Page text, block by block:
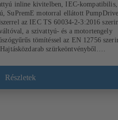
inline kivitelben, IEC-kompatibilis,
SuPremE motorral ellátott
az IEC TS 60034-2-3:2016
a szivattyú- és a motortengely
tömítéssel az EN 12756
szürkeöntvényből.
szerint. ATEX kivitel elérhető.
követelményei előtt.
Részletek